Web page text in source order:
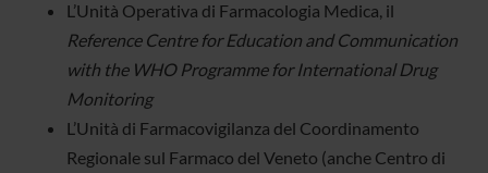
L’Unità Operativa di Farmacologia Medica, il
Reference Centre for Education and Communication
with the WHO Programme for International Drug
Monitoring
L’Unità di Farmacovigilanza del Coordinamento
Regionale sul Farmaco del Veneto (anche Centro di